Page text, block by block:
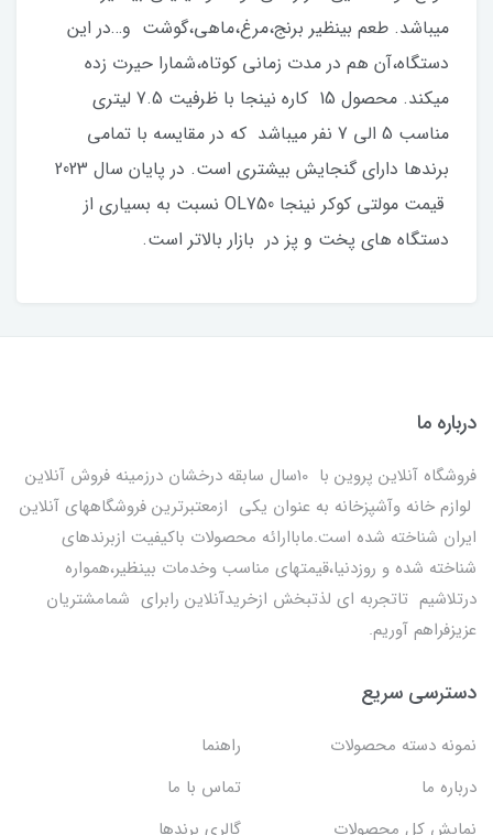
میباشد. طعم بینظیر برنج،مرغ،ماهی،گوشت و…در این
دستگاه،آن هم در مدت زمانی کوتاه،شمارا حیرت زده
میکند. محصول 15 کاره نینجا با ظرفیت 7.5 لیتری
مناسب 5 الی 7 نفر میباشد که در مقایسه با تمامی
برندها دارای گنجایش بیشتری است. در پایان سال 2023
قیمت مولتی کوکر نینجا OL750 نسبت به بسیاری از
دستگاه های پخت و پز در بازار بالاتر است.
درباره ما
فروشگاه آنلاین پروین با 10سال سابقه درخشان درزمینه فروش آنلاین
لوازم خانه وآشپزخانه به عنوان یکی ازمعتبرترین فروشگاههای آنلاین
ایران شناخته شده است.ماباارائه محصولات باکیفیت ازبرندهای
شناخته شده و روزدنیا،قیمتهای مناسب وخدمات بینظیر،همواره
درتلاشیم تاتجربه ای لذتبخش ازخریدآنلاین رابرای شمامشتریان
عزیزفراهم آوریم.
دسترسی سریع
نمونه دسته محصولات
راهنما
درباره ما
تماس با ما
نمایش کل محصولات
گالری برندها